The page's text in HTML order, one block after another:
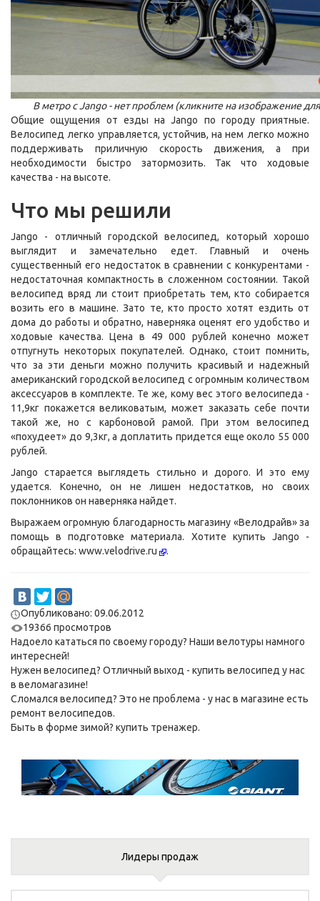
В метро с Jango - нет проблем (кликните на изображение
Общие ощущения от езды на Jango по городу приятные.
Велосипед легко управляется, устойчив, на нем легко можно
поддерживать приличную скорость движения, а при
необходимости быстро затормозить. Так что ходовые
качества - на высоте.
Что мы решили
Jango - отличный городской велосипед, который хорошо
выглядит и замечательно едет. Главный и очень
существенный его недостаток в сравнении с конкурентами -
недостаточная компактность в сложенном состоянии. Такой
велосипед вряд ли стоит приобретать тем, кто собирается
возить его в машине. Зато те, кто просто хотят ездить от
дома до работы и обратно, наверняка оценят его удобство и
ходовые качества. Цена в 49 000 рублей конечно может
отпугнуть некоторых покупателей. Однако, стоит помнить,
что за эти деньги можно получить красивый и надежный
американский городской велосипед с огромным количеством
аксессуаров в комплекте. Те же, кому вес этого велосипеда -
11,9кг покажется великоватым, может заказать себе почти
такой же, но с карбоновой рамой. При этом велосипед
«похудеет» до 9,3кг, а доплатить придется еще около 55 000
рублей.
Jango старается выглядеть стильно и дорого. И это ему
удается. Конечно, он не лишен недостатков, но своих
поклонников он наверняка найдет.
Выражаем огромную благодарность магазину «Велодрайв» за
помощь в подготовке материала. Хотите купить Jango -
обращайтесь: www.velodrive.ru .
Опубликовано: 09.06.2012
19366 просмотров
Надоело кататься по своему городу? Наши велотуры намного
интересней!
Нужен велосипед? Отличный выход - купить велосипед у нас
в веломагазине!
Сломался велосипед? Это не проблема - у нас в магазине есть
ремонт велосипедов.
Быть в форме зимой? купить тренажер.
Лидеры продаж